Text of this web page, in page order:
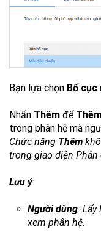
Bạn lựa chọn Bố cục
Nhấn Thêm để
trong phân hệ mà
Chức năng Thêm
trong giao diện
Lưu ý:
Người dùng: Lấy
xem phân hệ.